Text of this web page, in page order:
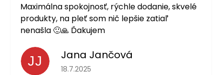
Maximálna spokojnosť, rýchle dodanie, skvelé
produkty, na pleť som nič lepšie zatiaľ
nenašla 🙂🙏 Ďakujem
JJ Jana Jančová
Hodnotenie obchodu je 5 z 5 hviezdičiek.
18.7.2025